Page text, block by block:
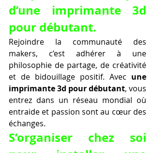
d’une imprimante 3d
pour débutant.
Rejoindre la communauté des
makers, c’est adhérer à une
philosophie de partage, de créativité
et de bidouillage positif. Avec une
imprimante 3d pour débutant, vous
entrez dans un réseau mondial où
entraide et passion sont au cœur des
échanges.
S’organiser chez soi